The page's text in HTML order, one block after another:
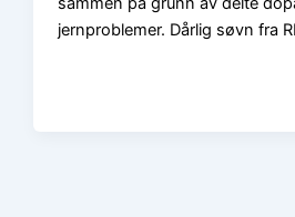
jernproblemer. Dårlig søvn fra